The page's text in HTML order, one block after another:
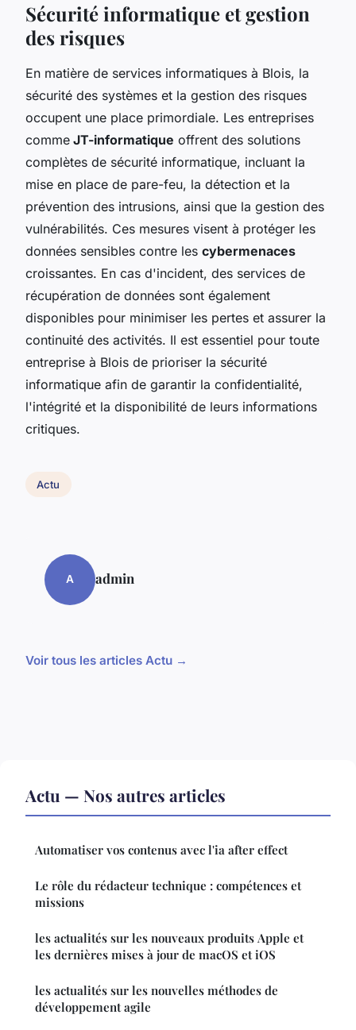
Sécurité informatique et gestion
des risques
En matière de services informatiques à Blois, la
sécurité des systèmes et la gestion des risques
occupent une place primordiale. Les entreprises
comme JT-informatique offrent des solutions
complètes de sécurité informatique, incluant la
mise en place de pare-feu, la détection et la
prévention des intrusions, ainsi que la gestion des
vulnérabilités. Ces mesures visent à protéger les
données sensibles contre les cybermenaces
croissantes. En cas d'incident, des services de
récupération de données sont également
disponibles pour minimiser les pertes et assurer la
continuité des activités. Il est essentiel pour toute
entreprise à Blois de prioriser la sécurité
informatique afin de garantir la confidentialité,
l'intégrité et la disponibilité de leurs informations
critiques.
Actu
A admin
Voir tous les articles Actu →
Actu — Nos autres articles
Automatiser vos contenus avec l'ia after effect
Le rôle du rédacteur technique : compétences et
missions
les actualités sur les nouveaux produits Apple et
les dernières mises à jour de macOS et iOS
les actualités sur les nouvelles méthodes de
développement agile